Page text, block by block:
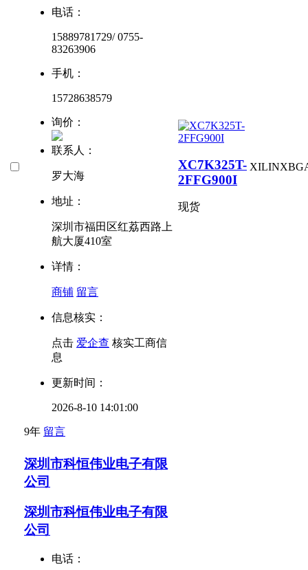
电话：
15889781729/ 0755-
83263906
手机：
15728638579
询价：
联系人：
罗大海
地址：
深圳市福田区红荔西路上
航大厦410室
详情：
商铺 留言
信息核实：
点击 爱企查 核实工商信
息
更新时间：
2026-8-10 14:01:00
9年 留言
XC7K325T-
2FFG900I
现货
XILINX
深圳市科恒伟业电子有限
公司
深圳市科恒伟业电子有限
公司
电话：